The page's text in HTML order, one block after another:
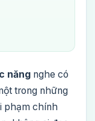
năng nghe có
trong những
phạm chính